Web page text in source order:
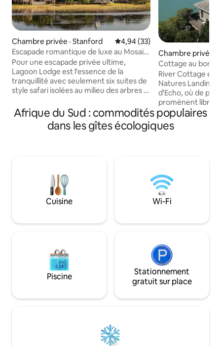
Chambre privée · Stanford Note moyenne de 4,94 sur 5,
4,94 (33)
Escapade romantique de luxe au Mosaic
Lagoon Lodge
Pour une escapade privée ultime,
Lagoon Lodge est l'essence de la
tranquillité avec seulement six suites de
style safari isolées au milieu des arbres à
Les promenades en bateau sous les
arbres mènent au salon où les boissons
et les repas sont partagés à l'extérieur
connexion Wi-Fi gratuite et
stationnement gratuit. Les boissons, les
repas, les activités et les soins au spa
sont à votre charge. Aucun enfant de
Chambre privée ·
sriviermond
Cottage au bord
River Cottage est
Natures Landing,
d'Echo, où de
promènent librement.
indépendant,
équipée peut
et dispose d'une
Un barbecue est
la rivière,
l'appel du
logement est
Afrique du Sud : commodités populaires
dans les gîtes écologiques
Cuisine Wi-Fi
Piscine
Stationnement
gratuit sur place